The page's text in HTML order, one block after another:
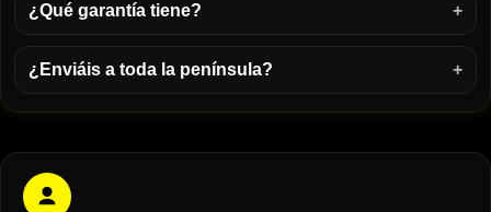
¿Qué garantía tiene?
¿Enviáis a toda la península?